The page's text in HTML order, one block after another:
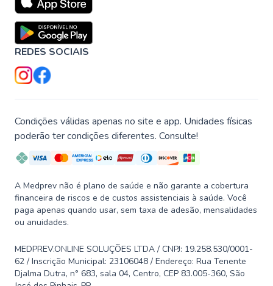
REDES SOCIAIS
Condições válidas apenas no site e app. Unidades físicas
poderão ter condições diferentes. Consulte!
A Medprev não é plano de saúde e não garante a cobertura
financeira de riscos e de custos assistenciais à saúde. Você
paga apenas quando usar, sem taxa de adesão, mensalidades
ou anuidades.
MEDPREV.ONLINE SOLUÇÕES LTDA / CNPJ: 19.258.530/0001-
62 / Inscrição Municipal: 23106048 / Endereço: Rua Tenente
Djalma Dutra, n° 683, sala 04, Centro, CEP 83.005-360, São